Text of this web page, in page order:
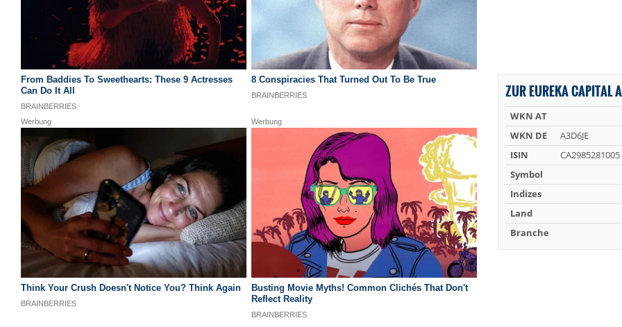
ZUR EUREKA CAPITAL
WKN AT
WKN DE
A3D6JE
ISIN
CA2985281005
Symbol
Indizes
Land
Branche